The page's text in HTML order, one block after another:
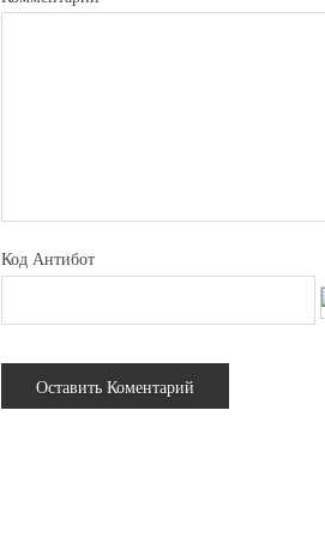
Код Антибот